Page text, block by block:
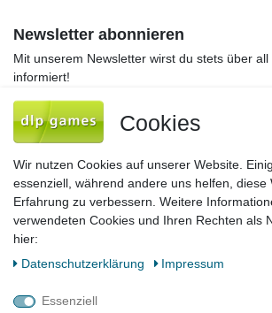
Newsletter abonnieren
Mit unserem Newsletter wirst du stets über
informiert!
Newsletter
Honig
Einwilligung kann ich jederzeit widerrufen.**
Impressum
Cookies
Wir nutzen Cookies auf unserer Website.
essenziell, während andere uns helfen, diese
Erfahrung zu verbessern. Weitere
verwendeten Cookies und Ihren Rechten als
hier:
Daten­schutz­erklärung
Impressum
Essenziell